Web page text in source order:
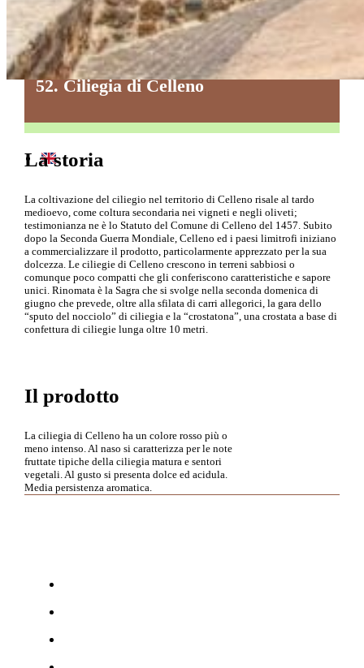
Prodotti da Forno
Vegetali
52. Ciliegia di Celleno
La storia
La coltivazione del ciliegio nel territorio di Celleno risale al tardo
medioevo, come coltura secondaria nei vigneti e negli oliveti;
testimonianza ne è lo Statuto del Comune di Celleno del 1457. Subito
dopo la Seconda Guerra Mondiale, Celleno ed i paesi limitrofi iniziano
a commercializzare il prodotto, particolarmente apprezzato per la sua
dolcezza. Le ciliegie di Celleno crescono in terreni sabbiosi o
comunque poco compatti che gli conferiscono caratteristiche e sapore
unici. Rinomata è la Sagra che si svolge nella seconda domenica di
giugno che prevede, oltre alla sfilata di carri allegorici, la gara dello
“sputo del nocciolo” di ciliegia e la “crostatona”, una crostata a base di
confettura di ciliegie lunga oltre 10 metri.
Il prodotto
La ciliegia di Celleno ha un colore rosso più o
meno intenso. Al naso si caratterizza per le note
fruttate tipiche della ciliegia matura e sentori
vegetali. Al gusto si presenta dolce ed acidula.
Media persistenza aromatica.